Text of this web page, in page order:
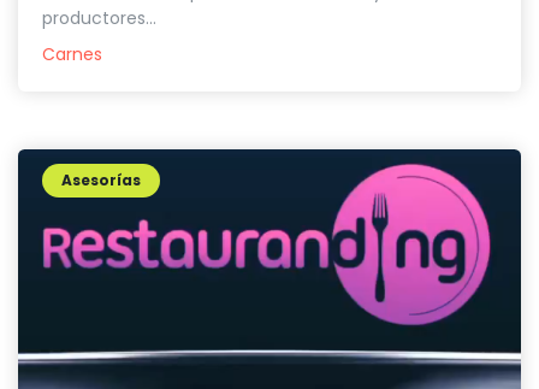
productores...
Carnes
Asesorías